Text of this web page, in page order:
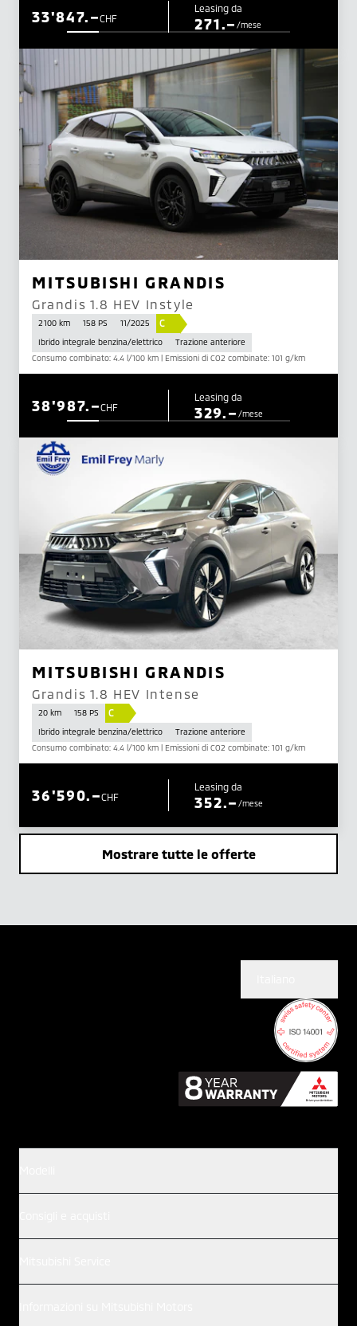
CHF
33'847.– Leasing da
271.–/mese
MITSUBISHI GRANDIS
Grandis 1.8 HEV Instyle
2 100 km 158 PS 11/2025 C
Ibrido integrale benzina/elettrico
Trazione anteriore
Consumo combinato: 4.4 l/100 km | Emissioni di CO2 combinate: 101 g/km
CHF
38'987.– Leasing da
329.– /mese
MITSUBISHI GRANDIS
Grandis 1.8 HEV Intense
20 km 158 PS C
Ibrido integrale benzina/elettrico
Trazione anteriore
Consumo combinato: 4.4 l/100 km | Emissioni di CO2 combinate: 101 g/km
CHF
36'590.– Leasing da
352.–/mese
Mostrare tutte le offerte